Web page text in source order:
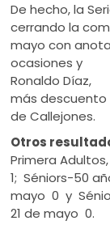
De hecho, la
cerrando la
mayo con
ocasiones y
Ronaldo Díaz,
más descuento
de Callejones.
Otros
Primera
1; Séniors-50
mayo 0 y
21 de mayo 0.